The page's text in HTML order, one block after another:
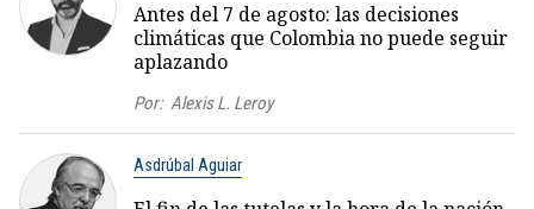
Antes del 7 de agosto: las decisiones
climáticas que Colombia no puede seguir
aplazando
Por: Alexis L. Leroy
Asdrúbal Aguiar